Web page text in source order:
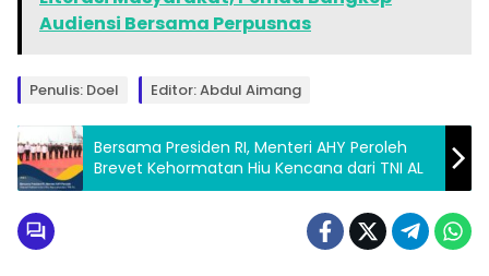
Audiensi Bersama Perpusnas
Penulis: Doel Editor: Abdul Aimang
Bersama Presiden RI, Menteri AHY Peroleh
Brevet Kehormatan Hiu Kencana dari TNI AL